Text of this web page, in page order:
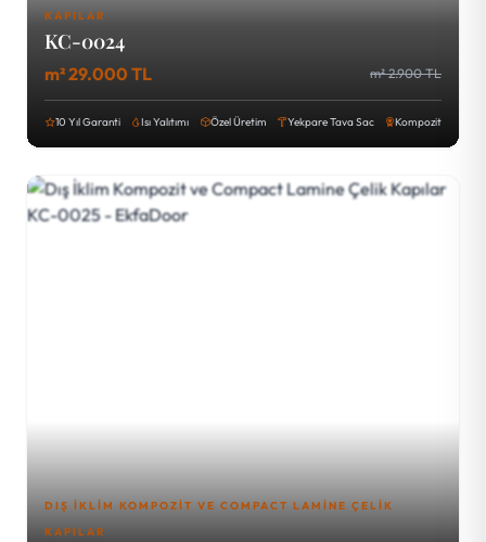
KAPILAR
KC-0024
m² 29.000 TL m² 2.900 TL
10 Yıl Garanti Isı Yalıtımı Özel Üretim Yekpare Tava Sac Kompozit
DIŞ İKLIM KOMPOZIT VE COMPACT LAMINE ÇELIK
KAPILAR